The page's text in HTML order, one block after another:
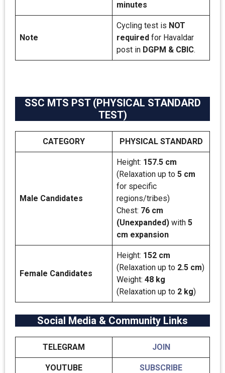
minutes
Note
Cycling test is NOT
required for Havaldar
post in DGPM & CBIC.
SSC MTS PST (PHYSICAL STANDARD
TEST)
CATEGORY PHYSICAL STANDARD
Male Candidates
Height: 157.5 cm
(Relaxation up to 5 cm
for specific
regions/tribes)
Chest: 76 cm
(Unexpanded) with 5
cm expansion
Female Candidates
Height: 152 cm
(Relaxation up to 2.5 cm)
Weight: 48 kg
(Relaxation up to 2 kg)
Social Media & Community Links
TELEGRAM JOIN
YOUTUBE SUBSCRIBE